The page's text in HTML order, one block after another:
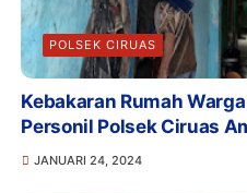
POLSEK CIRUAS
Kebakaran Rumah
Personil Polsek Ciruas
JANUARI 24, 2024